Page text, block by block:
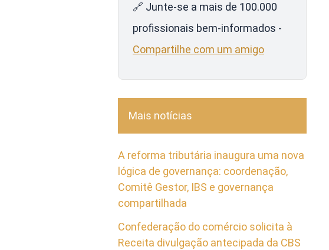
🔗 Junte-se a mais de 100.000
profissionais bem-informados -
Compartilhe com um amigo
Mais notícias
A reforma tributária inaugura uma nova
lógica de governança: coordenação,
Comitê Gestor, IBS e governança
compartilhada
Confederação do comércio solicita à
Receita divulgação antecipada da CBS